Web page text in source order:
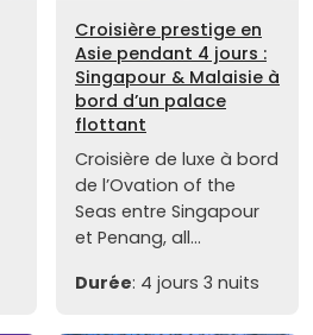
Croisière prestige en
Asie pendant 4 jours :
Singapour & Malaisie à
bord d’un palace
flottant
Croisière de luxe à bord
de l’Ovation of the
Seas entre Singapour
et Penang, all...
Durée: 4 jours 3 nuits